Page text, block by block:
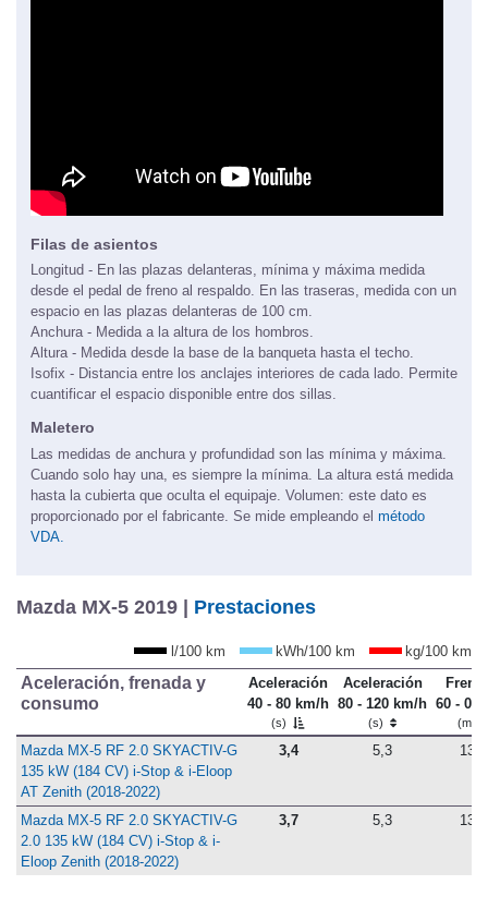
Filas de asientos
Longitud - En las plazas delanteras, mínima y máxima medida
desde el pedal de freno al respaldo. En las traseras, medida con un
espacio en las plazas delanteras de 100 cm.
Anchura - Medida a la altura de los hombros.
Altura - Medida desde la base de la banqueta hasta el techo.
Isofix - Distancia entre los anclajes interiores de cada lado. Permite
cuantificar el espacio disponible entre dos sillas.
Maletero
Las medidas de anchura y profundidad son las mínima y máxima.
Cuando solo hay una, es siempre la mínima. La altura está medida
hasta la cubierta que oculta el equipaje. Volumen: este dato es
proporcionado por el fabricante. Se mide empleando el método
VDA.
Mazda MX-5 2019 | Prestaciones
l/100 km kWh/100 km kg/100 km
Aceleración, frenada y
consumo
Aceleración
40 - 80 km/h
(s)
Aceleración
80 - 120 km/h
(s)
60 - 0
(m)
Mazda MX-5 RF 2.0 SKYACTIV-G
135 kW (184 CV) i-Stop & i-Eloop
AT Zenith (2018-2022)
3,4 5,3 13,0
Mazda MX-5 RF 2.0 SKYACTIV-G
2.0 135 kW (184 CV) i-Stop & i-
Eloop Zenith (2018-2022)
3,7 5,3 13,4